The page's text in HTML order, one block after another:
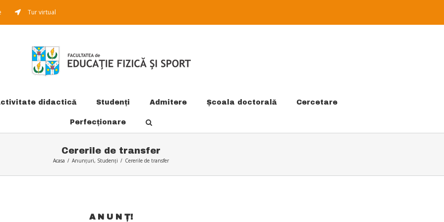
Tur virtual
didactică Studenți Admitere Şcoala doctorală Cercetare
Perfecționare
Cererile de transfer
Acasa / Anunțuri, Studenți / Cererile de transfer
A N U N Ţ!